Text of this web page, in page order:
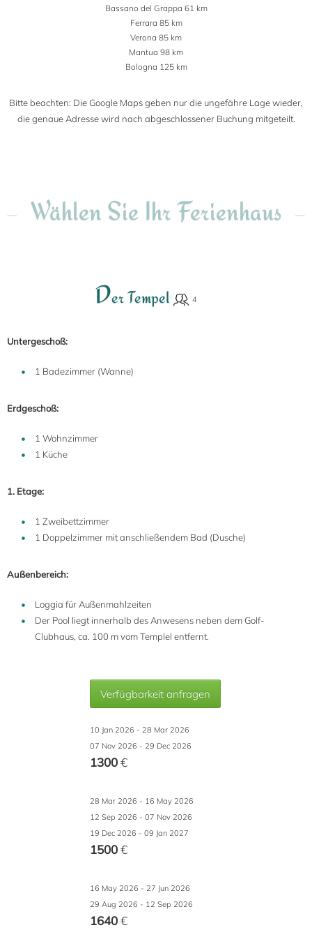
Bassano del Grappa 61 km
Ferrara 85 km
Verona 85 km
Mantua 98 km
Bologna 125 km
Bitte beachten: Die Google Maps geben nur die ungefähre Lage wieder,
die genaue Adresse wird nach abgeschlossener Buchung mitgeteilt.
Wählen Sie Ihr Ferienhaus
Der Tempel
Untergeschoß:
1 Badezimmer (Wanne)
Erdgeschoß:
1 Wohnzimmer
1 Küche
1. Etage:
1 Zweibettzimmer
1 Doppelzimmer mit anschließendem Bad (Dusche)
Außenbereich:
Loggia für Außenmahlzeiten
Der Pool liegt innerhalb des Anwesens neben dem Golf-
Clubhaus, ca. 100 m vom Templel entfernt.
Verfügbarkeit anfragen
10 Jan 2026 - 28 Mar 2026
07 Nov 2026 - 29 Dec 2026
1300€
28 Mar 2026 - 16 May 2026
12 Sep 2026 - 07 Nov 2026
19 Dec 2026 - 09 Jan 2027
1500€
16 May 2026 - 27 Jun 2026
29 Aug 2026 - 12 Sep 2026
1640€